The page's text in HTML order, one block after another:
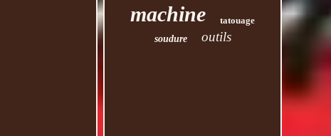
machine
tatouage
soudure
outils